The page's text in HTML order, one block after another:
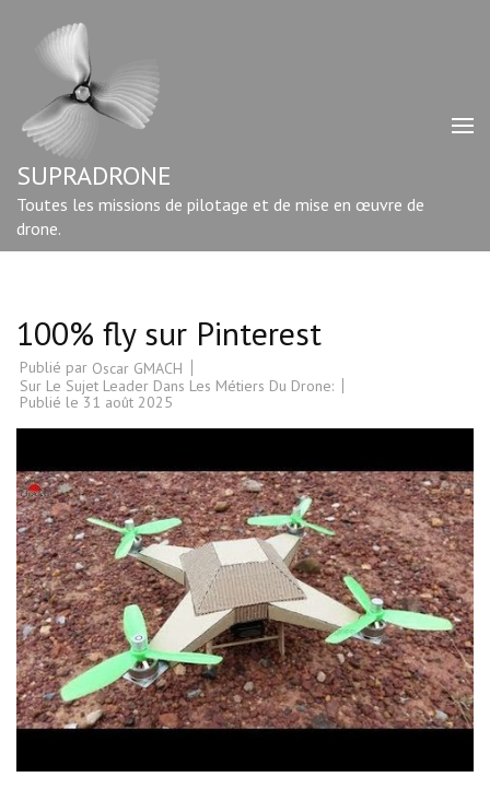
contenu
Entrée)
SUPRADRONE
Toutes les missions de pilotage et de mise en œuvre de
drone.
100% fly sur Pinterest
Publié par Oscar GMACH
Sur Le Sujet Leader Dans Les Métiers Du Drone:
Publié le 31 août 2025